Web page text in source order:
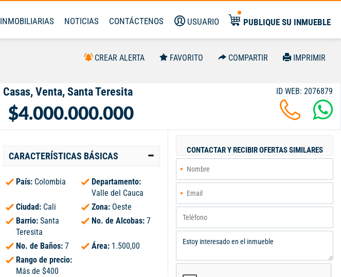
INMOBILIARIAS NOTICIAS CONTÁCTENOS USUARIO PUBLIQUE SU INMUEBLE
CREAR ALERTA FAVORITO COMPARTIR IMPRIMIR
Casas, Venta, Santa Teresita
$4.000.000.000
ID WEB: 2076879
CARACTERÍSTICAS BÁSICAS
País: Colombia
Departamento:
Valle del Cauca
Ciudad: Cali Zona: Oeste
Barrio: Santa
Teresita
No. de Alcobas: 7
No. de Baños: 7 Área: 1.500,00
Rango de precio:
Más de $400
CONTACTAR Y RECIBIR OFERTAS SIMILARES